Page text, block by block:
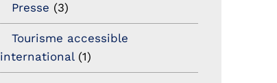
Presse (3)
Tourisme accessible
international(1)